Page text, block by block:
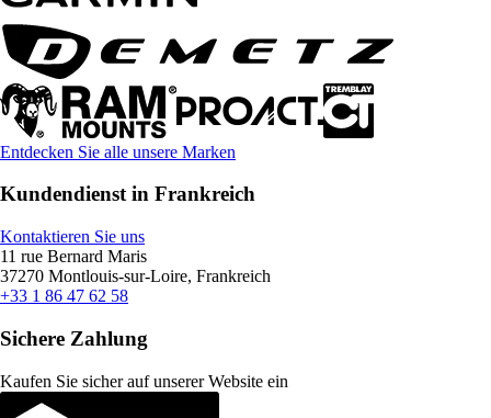
Entdecken Sie alle unsere Marken
Kundendienst in Frankreich
Kontaktieren Sie uns
11 rue Bernard Maris
37270 Montlouis-sur-Loire, Frankreich
+33 1 86 47 62 58
Sichere Zahlung
Kaufen Sie sicher auf unserer Website ein